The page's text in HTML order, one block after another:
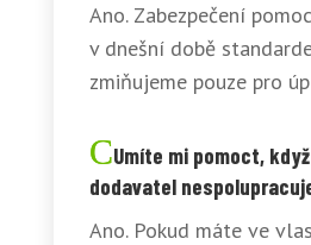
Ano. Zabezpečení
v dnešní době
zmiňujeme pouze pro
Umíte mi pomoct,
dodavatel
Ano. Pokud máte ve